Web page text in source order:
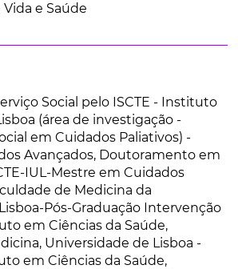
e Saúde
Social pelo ISCTE - Instituto
(área de investigação -
em Cuidados Paliativos) -
Avançados, Doutoramento em
IUL-Mestre em Cuidados
de Medicina da
Pós-Graduação Intervenção
em Ciências da Saúde,
Universidade de Lisboa -
em Ciências da Saúde,